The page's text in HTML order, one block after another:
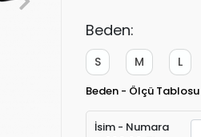
Beden:
L
M
S
Beden - Ölçü Tablosu
İsim - Numara